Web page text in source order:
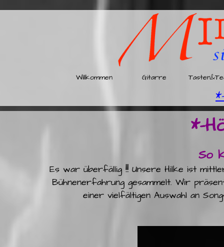
Willkommen Gitarre
So
Es war überfällig !!! Unsere Hilke ist
Bühnenerfahrung gesammelt. Wir
einer vielfältigen Auswahl an
*-